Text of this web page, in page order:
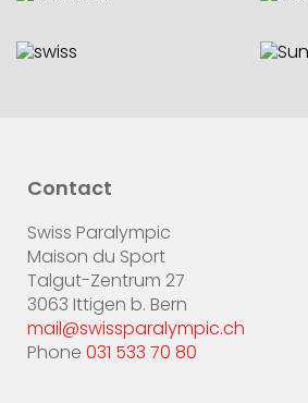
Contact
Swiss Paralympic
Maison du Sport
Talgut-Zentrum 27
3063 Ittigen b. Bern
mail@swissparalympic.ch
Phone 031 533 70 80